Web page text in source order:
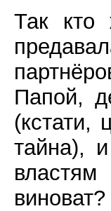
Так кто
Папой,
(кстати,
тайна),
властям
виноват?